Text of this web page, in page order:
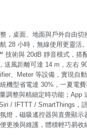
，桌面、地面與戶外自由
28 小時，無線使用更靈活
術與 20dB 靜音模式，搭
風距離可達 14 m，左右
、Meter 等設備，實現
機型省電達 30%，一夏電
調整與精細定時功能；App
/ IFTTT / SmartThings，
燈，磁吸遙控器與直覺顯
更換與維護，體積輕巧易收